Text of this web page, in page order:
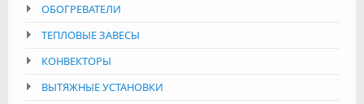
ОБОГРЕВАТЕЛИ
ТЕПЛОВЫЕ ЗАВЕСЫ
КОНВЕКТОРЫ
ВЫТЯЖНЫЕ УСТАНОВКИ